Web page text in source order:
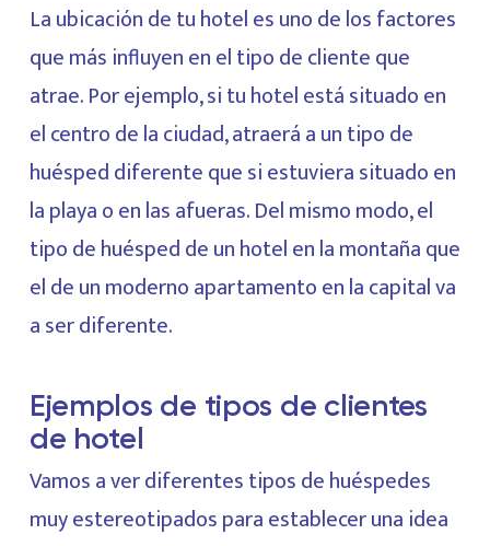
La ubicación de tu hotel es uno de los factores
que más influyen en el tipo de cliente que
atrae. Por ejemplo, si tu hotel está situado en
el centro de la ciudad, atraerá a un tipo de
huésped diferente que si estuviera situado en
la playa o en las afueras. Del mismo modo, el
tipo de huésped de un hotel en la montaña que
el de un moderno apartamento en la capital va
a ser diferente.
Ejemplos de tipos de clientes
de hotel
Vamos a ver diferentes tipos de huéspedes
muy estereotipados para establecer una idea